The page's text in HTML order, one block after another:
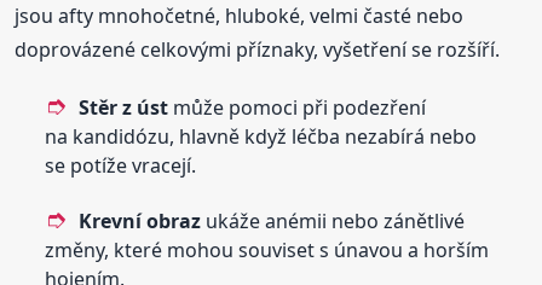
jsou afty mnohočetné, hluboké, velmi časté nebo
doprovázené celkovými příznaky, vyšetření se rozšíří.
Stěr z úst může pomoci při podezření
na kandidózu, hlavně když léčba nezabírá nebo
se potíže vracejí.
Krevní obraz ukáže anémii nebo zánětlivé
změny, které mohou souviset s únavou a horším
hojením.